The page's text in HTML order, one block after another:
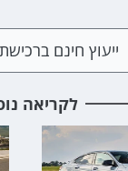
ייעוץ חינם
לקריאה